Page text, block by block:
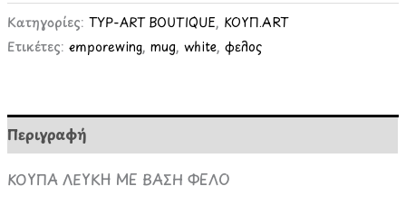
Κατηγορίες:TYP-ART BOUTIQUE, ΚΟΥΠ.ART
Ετικέτες:emporewing,mug,white,φελος
Περιγραφή
ΚΟΥΠΑ ΛΕΥΚΗ ΜΕ ΒΑΣΗ ΦΕΛΟ